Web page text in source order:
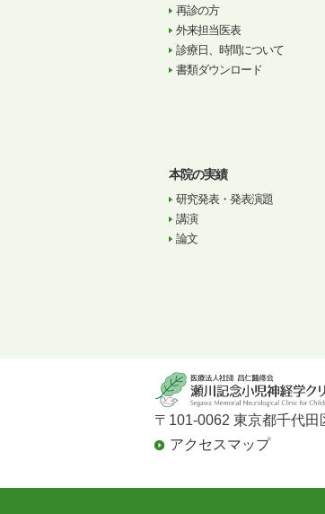
再診の方
外来担当医表
診療日、時間について
書類ダウンロード
本院の実績
研究発表・発表演題
講演
論文
〒101-0062 東京都千代
アクセスマップ